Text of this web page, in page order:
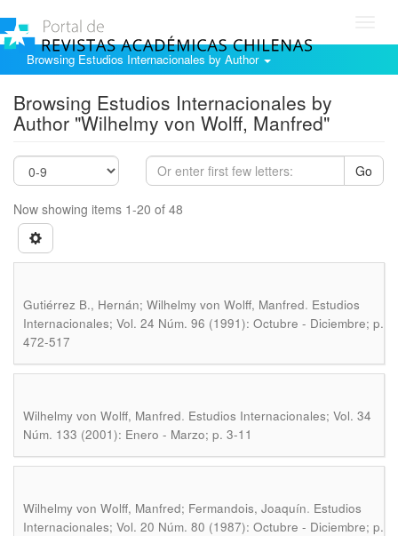
Browsing Estudios Internacionales by Author
Browsing Estudios Internacionales by
Author "Wilhelmy von Wolff, Manfred"
Go
Now showing items 1-20 of 48
Gutiérrez B., Hernán; Wilhelmy von Wolff, Manfred. Estudios
Internacionales; Vol. 24 Núm. 96 (1991): Octubre - Diciembre; p.
472-517
Wilhelmy von Wolff, Manfred. Estudios Internacionales; Vol. 34
Núm. 133 (2001): Enero - Marzo; p. 3-11
Wilhelmy von Wolff, Manfred; Fermandois, Joaquín. Estudios
Internacionales; Vol. 20 Núm. 80 (1987): Octubre - Diciembre; p.